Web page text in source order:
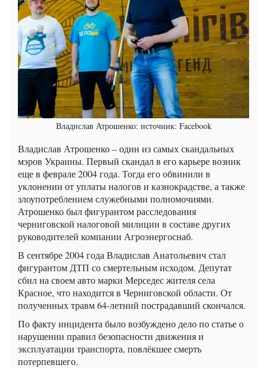
Владислав Атрошенко: источник: Facebook
Владислав Атрошенко – один из самых скандальных
мэров Украины. Первый скандал в его карьере возник
еще в феврале 2004 года. Тогда его обвинили в
уклонении от уплаты налогов и казнокрадстве, а также
злоупотреблением служебными полномочиями.
Атрошенко был фигурантом расследования
черниговской налоговой милиции в составе других
руководителей компании Агроэнергоснаб.
В сентябре 2004 года Владислав Анатольевич стал
фигурантом ДТП со смертельным исходом. Депутат
сбил на своем авто марки Мерседес жителя села
Красное, что находится в Черниговской области. От
полученных травм 64-летний пострадавший скончался.
По факту инцидента было возбуждено дело по статье о
нарушении правил безопасности движения и
эксплуатации транспорта, повлёкшее смерть
потерпевшего.